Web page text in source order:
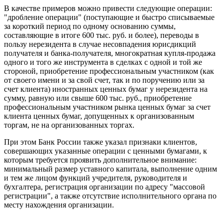
В качестве примеров можно привести следующие операции:
"дробление операции" (поступающие и быстро списываемые
за короткий период по одному основанию суммы,
составляющие в итоге 600 тыс. руб. и более), переводы в
пользу нерезидента в случае несовпадения юрисдикций
получателя и банка-получателя, многократная купля-продажа
одного и того же инструмента в сделках с одной и той же
стороной, приобретение профессиональным участником (как
от своего имени и за свой счет, так и по поручению или за
счет клиента) иностранных ценных бумаг у нерезидента на
сумму, равную или свыше 600 тыс. руб., приобретение
профессиональным участником рынка ценных бумаг за счет
клиента ценных бумаг, допущенных к организованным
торгам, не на организованных торгах.
При этом Банк России также указал признаки клиентов,
совершающих указанные операции с ценными бумагами, к
которым требуется проявить дополнительное внимание:
минимальный размер уставного капитала, выполнение одним
и тем же лицом функций учредителя, руководителя и
бухгалтера, регистрация организации по адресу "массовой
регистрации", а также отсутствие исполнительного органа по
месту нахождения организации.